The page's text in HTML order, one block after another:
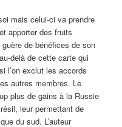
mais celui-ci va prendre
apporter des fruits
de bénéfices de son
delà de cette carte qui
l’on exclut les accords
autres membres. Le
plus de gains à la Russie
leur permettant de
du sud. L’auteur